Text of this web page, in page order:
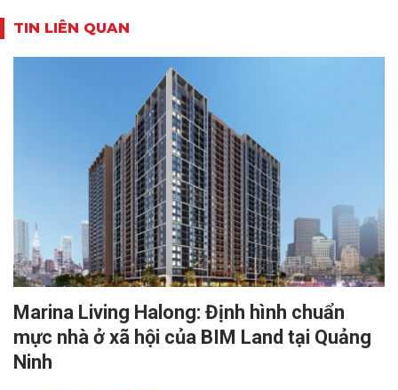
TIN LIÊN QUAN
Marina Living Halong: Định hình chuẩn
mực nhà ở xã hội của BIM Land tại Quảng
Ninh